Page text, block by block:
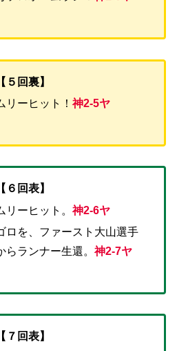
【５回裏】
リーヒット！神2-5ヤ
【６回表】
リーヒット。神2-6ヤ
ロを、ファースト大山選手
らランナー生還。神2-7ヤ
【７回表】